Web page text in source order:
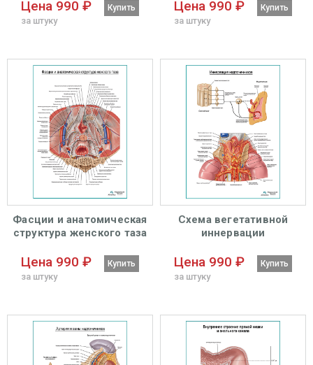
Цена 990 ₽
за штуку
Купить Цена 990 ₽
за штуку
Купить
Фасции и анатомическая
структура женского таза
Цена 990 ₽
за штуку
Купить
Схема вегетативной
иннервации
глянцевый А1+/А2+
Цена 990 ₽
за штуку
Купить